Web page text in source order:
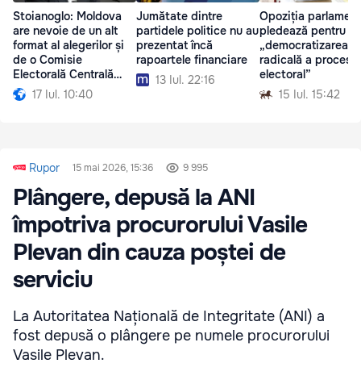
Stoianoglo: Moldova
are nevoie de un alt
format al alegerilor și
de o Comisie
Electorală Centrală
independentă
17 Iul. 10:40
Jumătate dintre
partidele politice nu au
prezentat încă
rapoartele financiare
13 Iul. 22:16
Opoziția
pledează pentru
„democratizarea
radicală a
electoral”
15 Iul. 15:42
Rupor 15 mai 2026, 15:36 9 995
Plângere, depusă la ANI
împotriva procurorului Vasile
Plevan din cauza poștei de
serviciu
La Autoritatea Națională de Integritate (ANI) a
fost depusă o plângere pe numele procurorului
Vasile Plevan.